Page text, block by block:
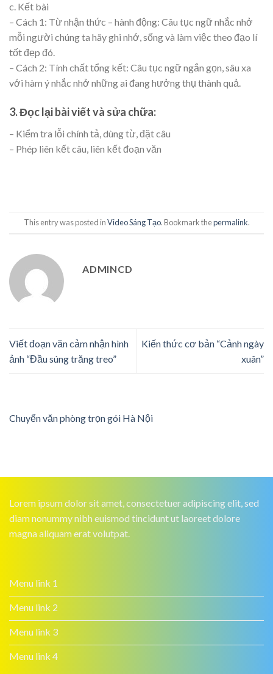
c. Kết bài
– Cách 1: Từ nhận thức – hành động: Câu tục ngữ nhắc nhở
mỗi người chúng ta hãy ghi nhớ, sống và làm việc theo đạo lí
tốt đẹp đó.
– Cách 2: Tính chất tổng kết: Câu tục ngữ ngắn gọn, sâu xa
với hàm ý nhắc nhở những ai đang hưởng thụ thành quả.
3. Đọc lại bài viết và sửa chữa:
– Kiểm tra lỗi chính tả, dùng từ, đặt câu
– Phép liên kết câu, liên kết đoạn văn
This entry was posted inVideo Sáng Tạo. Bookmark thepermalink.
ADMINCD
Viết đoạn văn cảm nhận hình
ảnh “Đầu súng trăng treo”
Kiến thức cơ bản “Cảnh ngày
xuân”
Chuyển văn phòng trọn gói Hà Nội
Lorem ipsum dolor sit amet, consectetuer adipiscing elit, sed
diam nonummy nibh euismod tincidunt ut laoreet dolore
magna aliquam erat volutpat.
Menu link 1
Menu link 2
Menu link 3
Menu link 4